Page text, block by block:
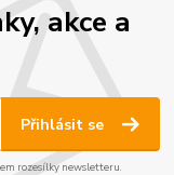
akce a
Přihlásit se
rozesílky newsletteru.